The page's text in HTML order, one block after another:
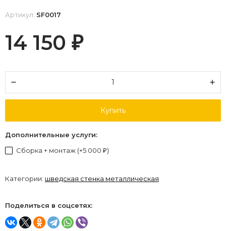
Артикул: SF0017
14 150 ₽
Купить
Дополнительные услуги:
Сборка + монтаж (+5 000 ₽)
Категории: шведская стенка металлическая
Поделиться в соцсетях: